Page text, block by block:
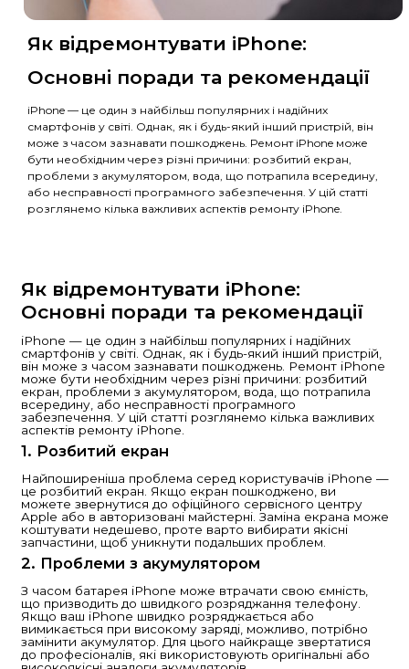
розбирання)
Рихтування
корпусу, 1 кут/
Швидка заявка
Як відремонтувати